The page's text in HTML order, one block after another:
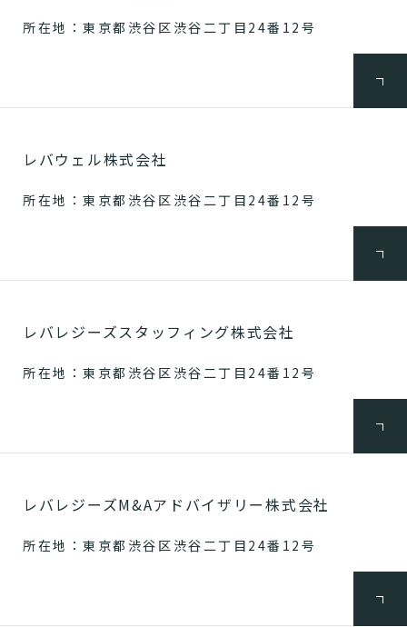
所在地：東京都渋谷区渋谷二丁目24番12号
レバウェル株式会社
所在地：東京都渋谷区渋谷二丁目24番12号
レバレジーズスタッフィング株式会社
所在地：東京都渋谷区渋谷二丁目24番12号
レバレジーズM&Aアドバイザリー株式会社
所在地：東京都渋谷区渋谷二丁目24番12号